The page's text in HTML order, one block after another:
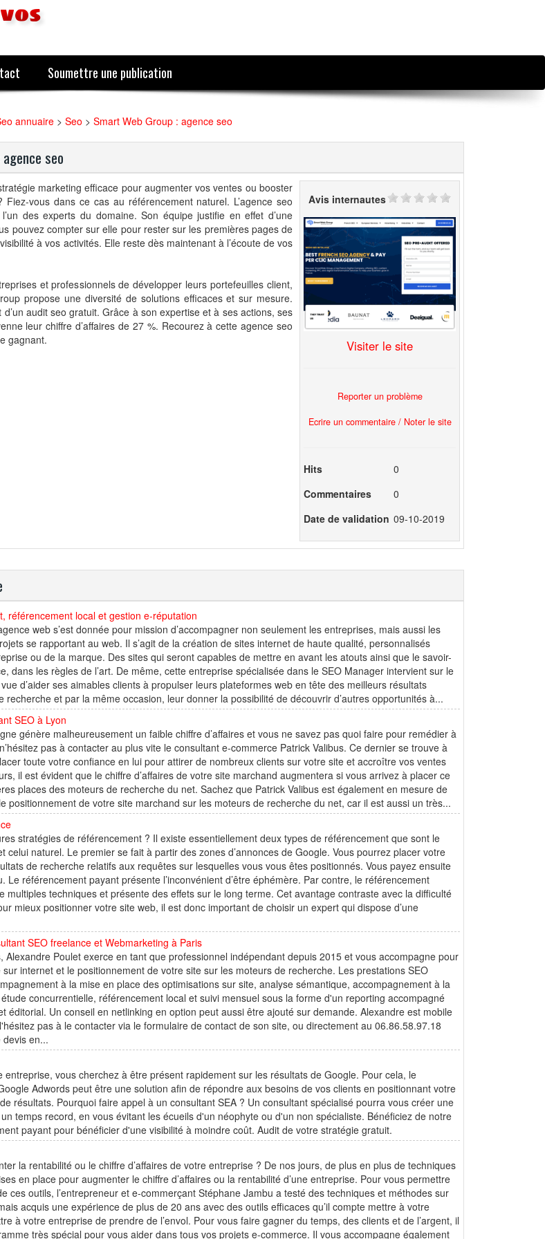
Soumettre une publication
annuaire > Seo > Smart Web Group : agence seo
seo
marketing efficace pour augmenter vos ventes ou booster
Fiez-vous dans ce cas au référencement naturel. L’agence seo
des experts du domaine. Son équipe justifie en effet d’une
pouvez compter sur elle pour rester sur les premières pages de
à vos activités. Elle reste dès maintenant à l’écoute de vos
et professionnels de développer leurs portefeuilles client,
propose une diversité de solutions efficaces et sur mesure.
audit seo gratuit. Grâce à son expertise et à ses actions, ses
leur chiffre d’affaires de 27 %. Recourez à cette agence seo
gagnant.
Avis internautes
Visiter le site
Reporter un problème
Ecrire un commentaire / Noter le site
Hits
0
Commentaires
0
Date de validation 09-10-2019
référencement local et gestion e-réputation
web s’est donnée pour mission d’accompagner non seulement les entreprises, mais aussi les
se rapportant au web. Il s’agit de la création de sites internet de haute qualité, personnalisés
ou de la marque. Des sites qui seront capables de mettre en avant les atouts ainsi que le savoir-
dans les règles de l’art. De même, cette entreprise spécialisée dans le SEO Manager intervient sur le
d’aider ses aimables clients à propulser leurs plateformes web en tête des meilleurs résultats
recherche et par la même occasion, leur donner la possibilité de découvrir d’autres opportunités à...
SEO à Lyon
génère malheureusement un faible chiffre d’affaires et vous ne savez pas quoi faire pour remédier à
pas à contacter au plus vite le consultant e-commerce Patrick Valibus. Ce dernier se trouve à
toute votre confiance en lui pour attirer de nombreux clients sur votre site et accroître vos ventes
il est évident que le chiffre d’affaires de votre site marchand augmentera si vous arrivez à placer ce
places des moteurs de recherche du net. Sachez que Patrick Valibus est également en mesure de
positionnement de votre site marchand sur les moteurs de recherche du net, car il est aussi un très...
stratégies de référencement ? Il existe essentiellement deux types de référencement que sont le
celui naturel. Le premier se fait à partir des zones d’annonces de Google. Vous pourrez placer votre
de recherche relatifs aux requêtes sur lesquelles vous vous êtes positionnés. Vous payez ensuite
Le référencement payant présente l’inconvénient d’être éphémère. Par contre, le référencement
multiples techniques et présente des effets sur le long terme. Cet avantage contraste avec la difficulté
mieux positionner votre site web, il est donc important de choisir un expert qui dispose d’une
SEO freelance et Webmarketing à Paris
Alexandre Poulet exerce en tant que professionnel indépendant depuis 2015 et vous accompagne pour
internet et le positionnement de votre site sur les moteurs de recherche. Les prestations SEO
à la mise en place des optimisations sur site, analyse sémantique, accompagnement à la
concurrentielle, référencement local et suivi mensuel sous la forme d'un reporting accompagné
éditorial. Un conseil en netlinking en option peut aussi être ajouté sur demande. Alexandre est mobile
pas à le contacter via le formulaire de contact de son site, ou directement au 06.86.58.97.18
en...
entreprise, vous cherchez à être présent rapidement sur les résultats de Google. Pour cela, le
Adwords peut être une solution afin de répondre aux besoins de vos clients en positionnant votre
résultats. Pourquoi faire appel à un consultant SEA ? Un consultant spécialisé pourra vous créer une
temps record, en vous évitant les écueils d'un néophyte ou d'un non spécialiste. Bénéficiez de notre
payant pour bénéficier d'une visibilité à moindre coût. Audit de votre stratégie gratuit.
la rentabilité ou le chiffre d’affaires de votre entreprise ? De nos jours, de plus en plus de techniques
en place pour augmenter le chiffre d’affaires ou la rentabilité d’une entreprise. Pour vous permettre
ces outils, l’entrepreneur et e-commerçant Stéphane Jambu a testé des techniques et méthodes sur
acquis une expérience de plus de 20 ans avec des outils efficaces qu’il compte mettre à votre
à votre entreprise de prendre de l’envol. Pour vous faire gagner du temps, des clients et de l’argent, il
très spécial pour vous aider dans tous vos projets e-commerce. Il vous accompagne également